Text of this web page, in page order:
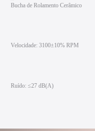
Bucha de Rolamento Cerâmico
Velocidade: 3100±10% RPM
Ruído: ≤27 dB(A)